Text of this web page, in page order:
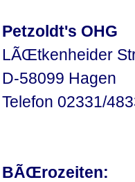
Petzoldt's OHG
LÃŒtkenheider
D-58099 Hagen
Telefon 02331/
BÃŒrozeiten: